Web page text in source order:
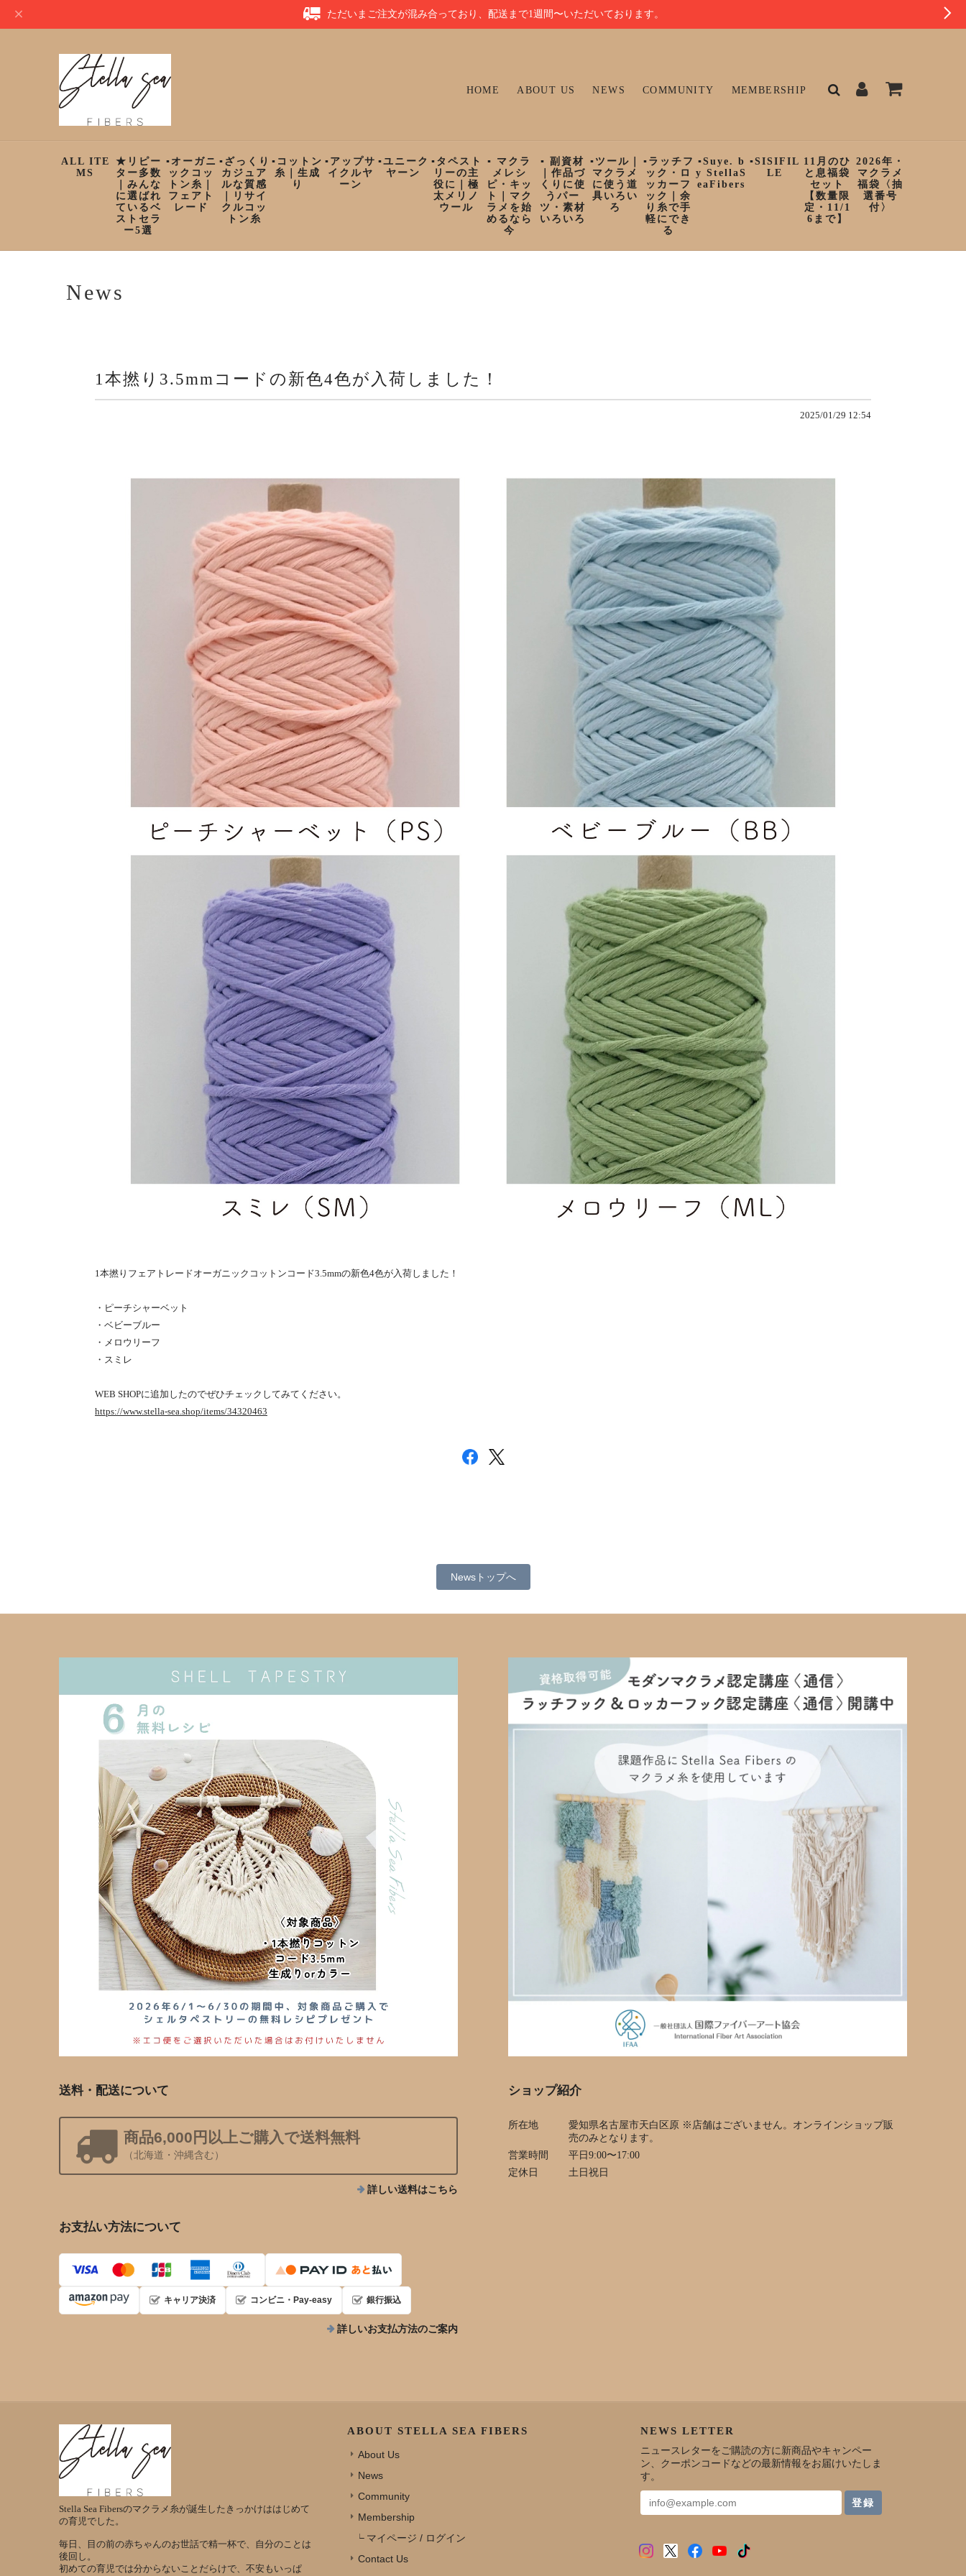
ただいまご注文が混み合っており、配送まで1週間〜いただいております。
HOME ABOUT US NEWS COMMUNITY MEMBERSHIP
ALL ITE
MS
★リピー
ター多数
｜みんな
に選ばれ
ているベ
ストセラ
ー5選
▪︎オーガニ
ックコッ
トン糸｜
フェアト
レード
▪︎ざっくり
カジュア
ルな質感
｜リサイ
クルコッ
トン糸
▪︎コットン
糸｜生成
り
▪︎アップサ
イクルヤ
ーン
▪︎ユニーク
ヤーン
▪︎タペスト
リーの主
役に｜極
太メリノ
ウール
▪︎ マクラ
メレシ
ピ・キッ
ト｜マク
ラメを始
めるなら
今
▪︎ 副資材
｜作品づ
くりに使
うパー
ツ・素材
いろいろ
▪︎ツール｜
マクラメ
に使う道
具いろい
ろ
▪︎ラッチフ
ック・ロ
ッカーフ
ック｜余
り糸で手
軽にでき
る
▪︎Suye. b
y StellaS
eaFibers
▪︎SISIFIL
LE
11月のひ
と息福袋
セット
【数量限
定・11/1
6まで】
2026年・
マクラメ
福袋〈抽
選番号
付〉
News
1本撚り3.5mmコードの新色4色が入荷しました！
2025/01/29 12:54
1本撚りフェアトレードオーガニックコットンコード3.5mmの新色4色が入荷しました！
・ピーチシャーベット
・ベビーブルー
・メロウリーフ
・スミレ
WEB SHOPに追加したのでぜひチェックしてみてください。
https://www.stella-sea.shop/items/34320463
Newsトップへ
送料・配送について
商品6,000円以上ご購入で送料無料
（北海道・沖縄含む）
詳しい送料はこちら
お支払い方法について
キャリア決済 コンビニ・Pay-easy 銀行振込
詳しいお支払方法のご案内
ショップ紹介
所在地
愛知県名古屋市天白区原 ※店舗はございません。オンラインショップ販
売のみとなります。
営業時間
平日9:00〜17:00
定休日
土日祝日
Stella Sea Fibersのマクラメ糸が誕生したきっかけははじめて
の育児でした。
毎日、目の前の赤ちゃんのお世話で精一杯で、自分のことは
後回し。
初めての育児では分からないことだらけで、不安もいっぱ
ABOUT STELLA SEA FIBERS
About Us
News
Community
Membership
マイページ / ログイン
Contact Us
NEWS LETTER
ニュースレターをご購読の方に新商品やキャンペー
ン、クーポンコードなどの最新情報をお届けいたしま
す。
登録